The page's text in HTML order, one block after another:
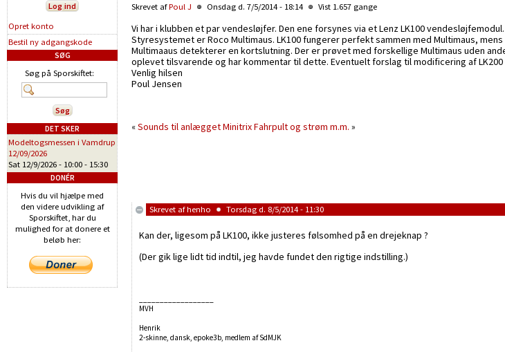
Skrevet afPoul J Onsdag d. 7/5/2014 - 18:14 Vist 1.657 gange
Vi har i klubben et par vendesløjfer. Den ene forsynes via et Lenz LK100
Styresystemet er Roco Multimaus. LK100 fungerer perfekt sammen med Multimaus,
Multimaaus detekterer en kortslutning. Der er prøvet med forskellige Multimaus uden
oplevet tilsvarende og har kommentar til dette. Eventuelt forslag til modificering af
Venlig hilsen
Poul Jensen
«Sounds til anlæggetMinitrix Fahrpult og strøm m.m. »
Skrevet afhenho Torsdag d. 8/5/2014 - 11:30
Kan der, ligesom på LK100, ikke justeres følsomhed på en drejeknap ?
(Der gik lige lidt tid indtil, jeg havde fundet den rigtige indstilling.)
MVH
Henrik
2-skinne, dansk, epoke3b, medlem af SdMJK
Opret konto
Bestil ny adgangskode
SØG
Søg på Sporskiftet:
DET SKER
Modeltogsmessen i Vamdrup
12/09/2026
Sat 12/9/2026 - 10:00 - 15:30
DONÉR
Hvis du vil hjælpe med
den videre udvikling af
Sporskiftet, har du
mulighed for at donere et
beløb her: